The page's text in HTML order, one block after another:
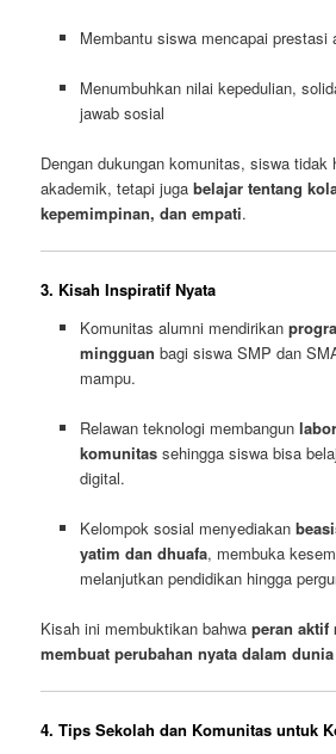
Membantu siswa mencapai prestasi
Menumbuhkan nilai kepedulian,
jawab sosial
Dengan dukungan komunitas, siswa tidak
akademik, tetapi jugabelajar tentang
kepemimpinan, dan empati.
3. Kisah Inspiratif Nyata
Komunitas alumni mendirikan
mingguan bagi siswa SMP dan
mampu.
Relawan teknologi membangun
komunitassehingga siswa bisa
digital.
Kelompok sosial menyediakan
yatim dan dhuafa, membuka
melanjutkan pendidikan hingga
Kisah ini membuktikan bahwaperan aktif
membuat perubahan nyata dalam
4. Tips Sekolah dan Komunitas untuk